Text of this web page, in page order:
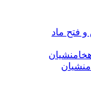
فتح ماد